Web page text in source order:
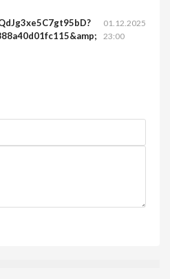
01.12.2025
23:00